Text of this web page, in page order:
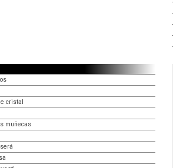
cristal
muñecas